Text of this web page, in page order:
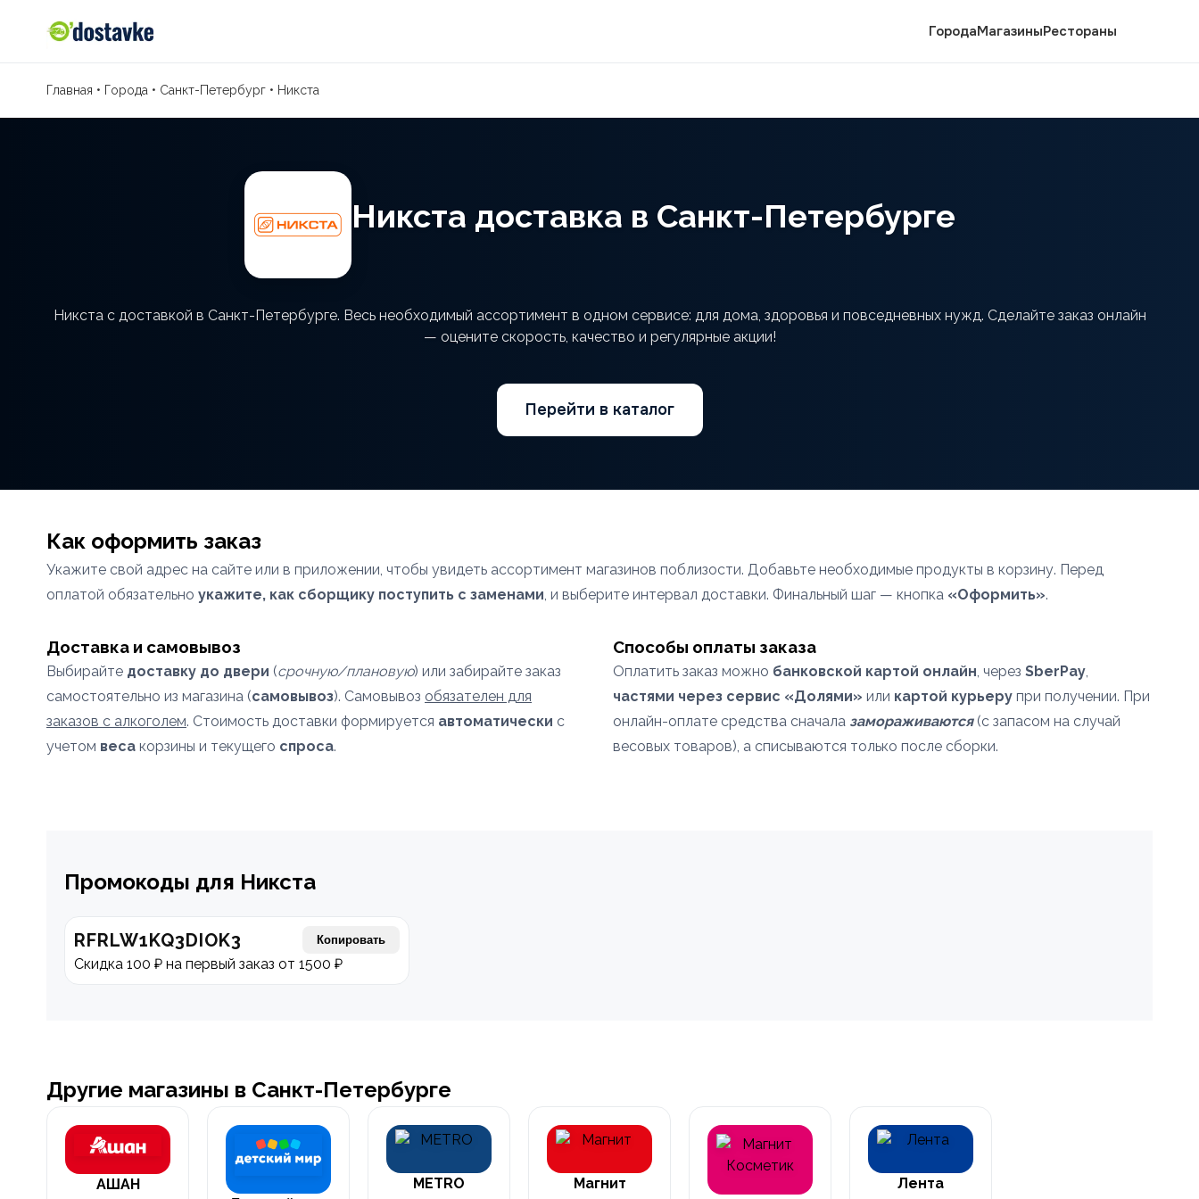
ГородаМагазиныРестораны
Главная • Города • Санкт-Петербург • Никста
Никста доставка в Санкт-Петербурге
Никста с доставкой в Санкт-Петербурге. Весь необходимый ассортимент в одном сервисе: для дома, здоровья и повседневных нужд. Сделайте заказ онлайн
— оцените скорость, качество и регулярные акции!
Перейти в каталог
Как оформить заказ
Укажите свой адрес на сайте или в приложении, чтобы увидеть ассортимент магазинов поблизости. Добавьте необходимые продукты в корзину. Перед
оплатой обязательно укажите, как сборщику поступить с заменами, и выберите интервал доставки. Финальный шаг — кнопка «Оформить».
Доставка и самовывоз
Выбирайте доставку до двери (срочную/плановую) или забирайте заказ
самостоятельно из магазина (самовывоз). Самовывоз обязателен для
заказов с алкоголем. Стоимость доставки формируется автоматически с
учетом веса корзины и текущего спроса.
Способы оплаты заказа
Оплатить заказ можно банковской картой онлайн, через SberPay,
частями через сервис «Долями» или картой курьеру при получении. При
онлайн-оплате средства сначала замораживаются(с запасом на случай
весовых товаров), а списываются только после сборки.
Промокоды для Никста
RFRLW1KQ3DIOK3 Копировать
Скидка 100 ₽ на первый заказ от 1500 ₽
Другие магазины в Санкт-Петербурге
АШАН
METRO
Магнит
Лента